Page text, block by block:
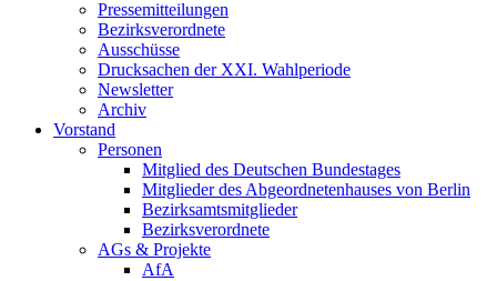
Pressemitteilungen
Bezirksverordnete
Ausschüsse
Drucksachen der XXI. Wahlperiode
Newsletter
Archiv
Vorstand
Personen
Mitglied des Deutschen Bundestages
Mitglieder des Abgeordnetenhauses von Berlin
Bezirksamtsmitglieder
Bezirksverordnete
AGs & Projekte
AfA